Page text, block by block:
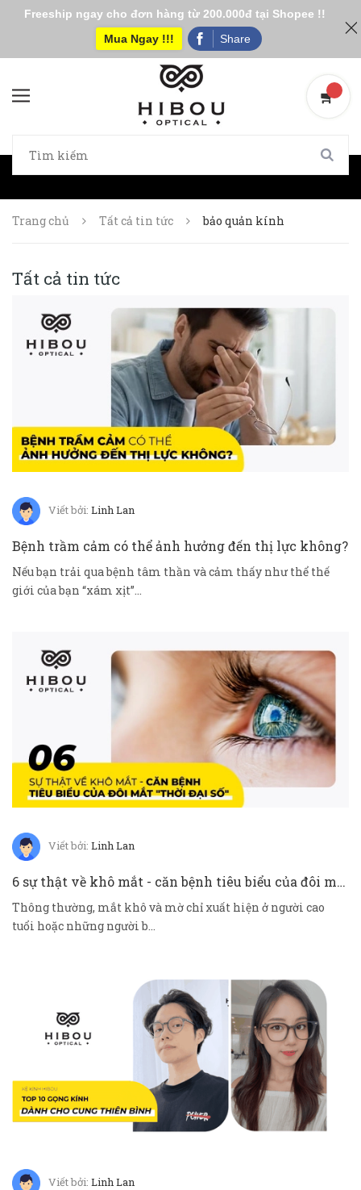
Trang chủ Tất cả tin tức bảo quản kính
Tất cả tin tức
Viết bởi: Linh Lan
Bệnh trầm cảm có thể ảnh hưởng đến thị lực không?
Nếu bạn trải qua bệnh tâm thần và cảm thấy như thể thế
giới của bạn “xám xịt”...
Viết bởi: Linh Lan
6 sự thật về khô mắt - căn bệnh tiêu biểu của đôi mắt "thời đại số"
Thông thường, mắt khô và mờ chỉ xuất hiện ở người cao
tuổi hoặc những người b...
Viết bởi: Linh Lan
Freeship ngay cho đơn hàng từ 200.000đ tại Shopee !!
Mua Ngay !!!
Share